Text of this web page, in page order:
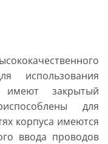
использования
закрытый
для
корпуса имеются
ввода проводов